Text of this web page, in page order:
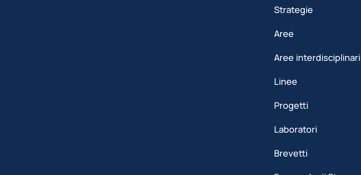
Strategie
Aree
Aree interdisciplinari
Linee
Progetti
Laboratori
Brevetti